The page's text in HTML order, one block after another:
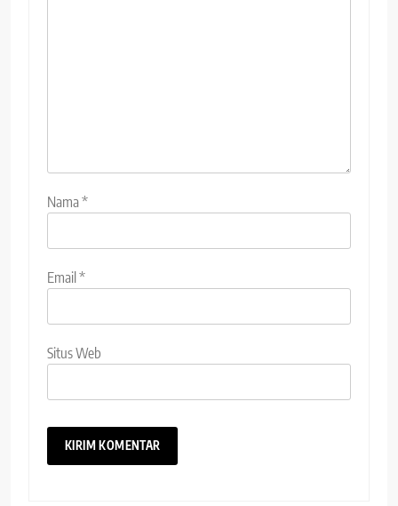
Nama*
Email*
Situs Web